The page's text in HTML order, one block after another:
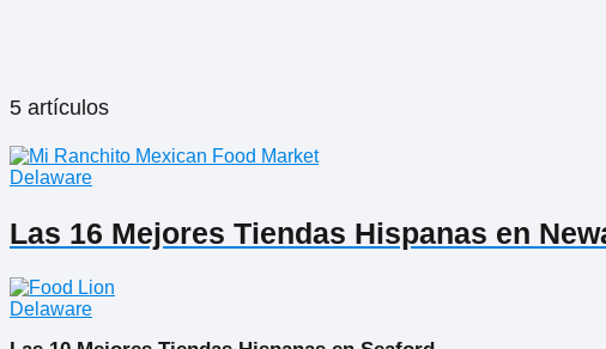
5 artículos
Delaware
Las 16 Mejores Tiendas Hispanas en
Delaware